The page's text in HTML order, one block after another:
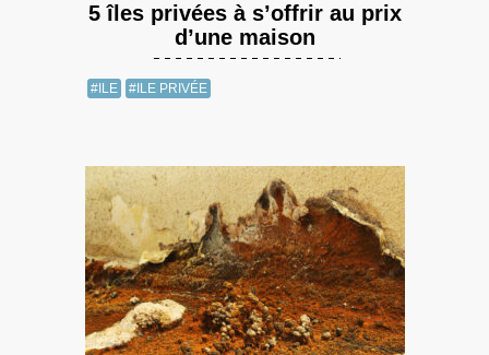
5 îles privées à s’offrir au prix
d’une maison
#ILE #ILE PRIVÉE